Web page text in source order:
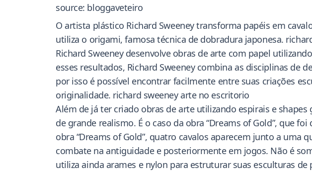
source: bloggaveteiro
O artista plástico Richard Sweeney transforma papéis em
utiliza o origami, famosa técnica de dobradura japonesa.
Richard Sweeney desenvolve obras de arte com papel
esses resultados, Richard Sweeney combina as disciplinas
por isso é possível encontrar facilmente entre suas criações
originalidade. richard sweeney arte no escritorio
Além de já ter criado obras de arte utilizando espirais e
de grande realismo. É o caso da obra “Dreams of Gold”, que
obra “Dreams of Gold”, quatro cavalos aparecem junto a uma
combate na antiguidade e posteriormente em jogos. Não é
utiliza ainda arames e nylon para estruturar suas esculturas